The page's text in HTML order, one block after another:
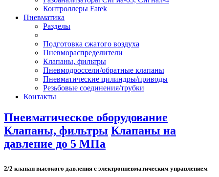
Контроллеры Fatek
Пневматика
Разделы
Подготовка сжатого воздуха
Пневмораспределители
Клапаны, фильтры
Пневмодроссели/обратные клапаны
Пневматические цилиндры/приводы
Резьбовые соединения/трубки
Контакты
Пневматическое оборудование
Клапаны, фильтры Клапаны на
давление до 5 МПа
2/2 клапан высокого давления с электропневматическим управлением